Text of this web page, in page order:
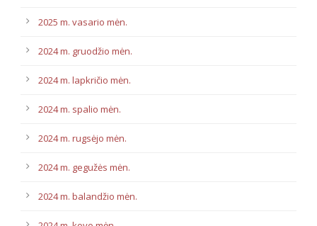
2025 m. vasario mėn.
2024 m. gruodžio mėn.
2024 m. lapkričio mėn.
2024 m. spalio mėn.
2024 m. rugsėjo mėn.
2024 m. gegužės mėn.
2024 m. balandžio mėn.